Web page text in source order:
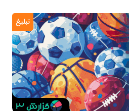
تبلیغ